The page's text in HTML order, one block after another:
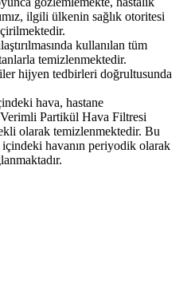
ilgili ülkenin sağlık otoritesi
kullanılan tüm
temizlenmektedir.
hijyen tedbirleri doğrultusunda
hava, hastane
Partikül Hava Filtresi
olarak temizlenmektedir. Bu
havanın periyodik olarak